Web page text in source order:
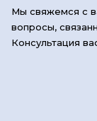
Мы свяжемся с
вопросы,
Консультация